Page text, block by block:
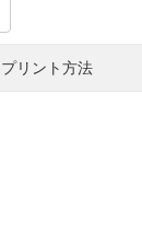
プリント方法